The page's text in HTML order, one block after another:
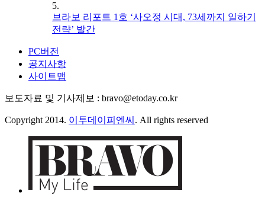
5.
브라보 리포트 1호 ‘사오정 시대, 73세까지 일하기
전략’ 발간
PC버전
공지사항
사이트맵
보도자료 및 기사제보 : bravo@etoday.co.kr
Copyright 2014. 이투데이피엔씨 . All rights reserved